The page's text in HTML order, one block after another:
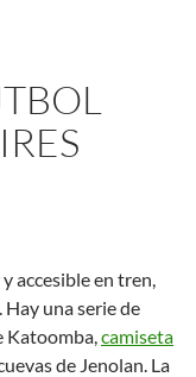
accesible en tren,
Hay una serie de
Katoomba,camiseta
de Jenolan. La